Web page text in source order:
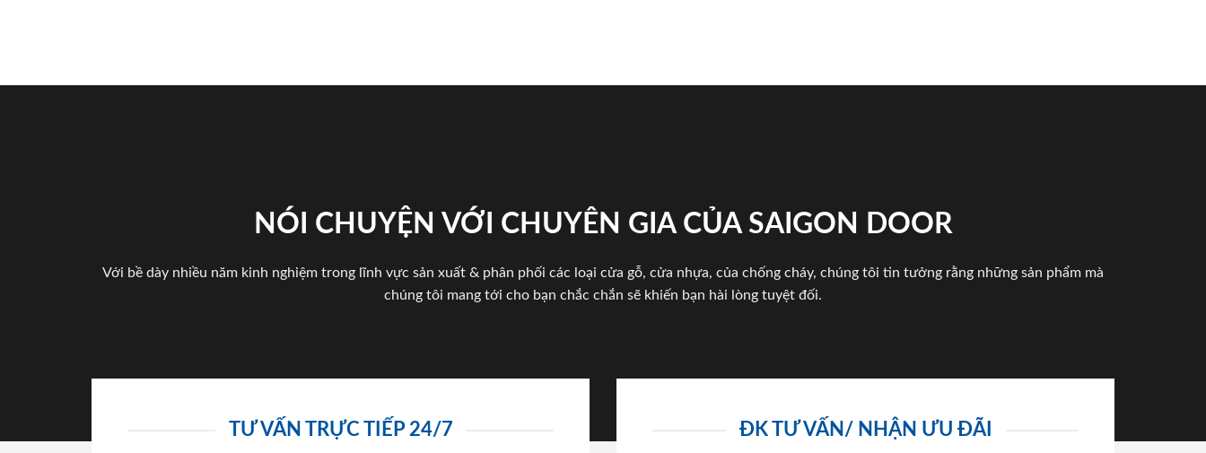
NÓI CHUYỆN VỚI CHUYÊN GIA CỦA SAIGON DOOR
Với bề dày nhiều năm kinh nghiệm trong lĩnh vực sản xuất & phân phối các loại cửa gỗ, cửa nhựa, của chống cháy, chúng tôi tin tưởng rằng những sản phẩm mà
chúng tôi mang tới cho bạn chắc chắn sẽ khiến bạn hài lòng tuyệt đối.
TƯ VẤN TRỰC TIẾP 24/7 ĐK TƯ VẤN/ NHẬN ƯU ĐÃI